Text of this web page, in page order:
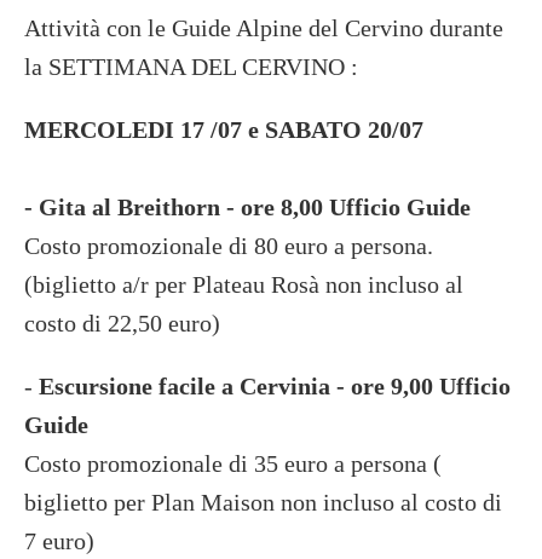
Attività con le Guide Alpine del Cervino durante
la SETTIMANA DEL CERVINO :
MERCOLEDI 17 /07 e SABATO 20/07
- Gita al Breithorn - ore 8,00 Ufficio Guide
Costo promozionale di 80 euro a persona.
(biglietto a/r per Plateau Rosà non incluso al
costo di 22,50 euro)
- Escursione facile a Cervinia - ore 9,00 Ufficio
Guide
Costo promozionale di 35 euro a persona (
biglietto per Plan Maison non incluso al costo di
7 euro)